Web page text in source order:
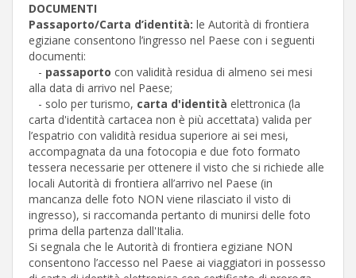
DOCUMENTI
Passaporto/Carta d’identità: le Autorità di frontiera
egiziane consentono l’ingresso nel Paese con i seguenti
documenti:
- passaporto con validità residua di almeno sei mesi
alla data di arrivo nel Paese;
- solo per turismo, carta d'identità elettronica (la
carta d'identità cartacea non è più accettata) valida per
l’espatrio con validità residua superiore ai sei mesi,
accompagnata da una fotocopia e due foto formato
tessera necessarie per ottenere il visto che si richiede alle
locali Autorità di frontiera all’arrivo nel Paese (in
mancanza delle foto NON viene rilasciato il visto di
ingresso), si raccomanda pertanto di munirsi delle foto
prima della partenza dall'Italia.
Si segnala che le Autorità di frontiera egiziane NON
consentono l’accesso nel Paese ai viaggiatori in possesso